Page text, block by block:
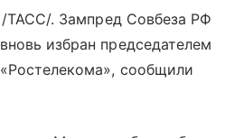
ТАСС/. Зампред Совбеза РФ
избран председателем
сообщили